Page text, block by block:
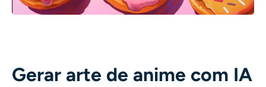
Gerar arte de anime com IA